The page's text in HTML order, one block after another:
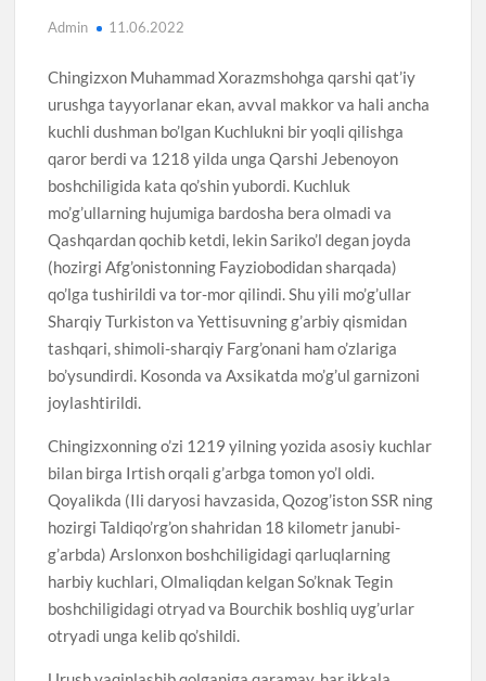
Admin 11.06.2022
Chingizxon Muhammad Xorazmshohga qarshi qat’iy
urushga tayyorlanar ekan, avval makkor va hali ancha
kuchli dushman bo’lgan Kuchlukni bir yoqli qilishga
qaror berdi va 1218 yilda unga Qarshi Jebenoyon
boshchiligida kata qo’shin yubordi. Kuchluk
mo’g’ullarning hujumiga bardosha bera olmadi va
Qashqardan qochib ketdi, lekin Sariko’l degan joyda
(hozirgi Afg’onistonning Fayziobodidan sharqada)
qo’lga tushirildi va tor-mor qilindi. Shu yili mo’g’ullar
Sharqiy Turkiston va Yettisuvning g’arbiy qismidan
tashqari, shimoli-sharqiy Farg’onani ham o’zlariga
bo’ysundirdi. Kosonda va Axsikatda mo’g’ul garnizoni
joylashtirildi.
Chingizxonning o’zi 1219 yilning yozida asosiy kuchlar
bilan birga Irtish orqali g’arbga tomon yo’l oldi.
Qoyalikda (Ili daryosi havzasida, Qozog’iston SSR ning
hozirgi Taldiqo’rg’on shahridan 18 kilometr janubi-
g’arbda) Arslonxon boshchiligidagi qarluqlarning
harbiy kuchlari, Olmaliqdan kelgan So’knak Tegin
boshchiligidagi otryad va Bourchik boshliq uyg’urlar
otryadi unga kelib qo’shildi.